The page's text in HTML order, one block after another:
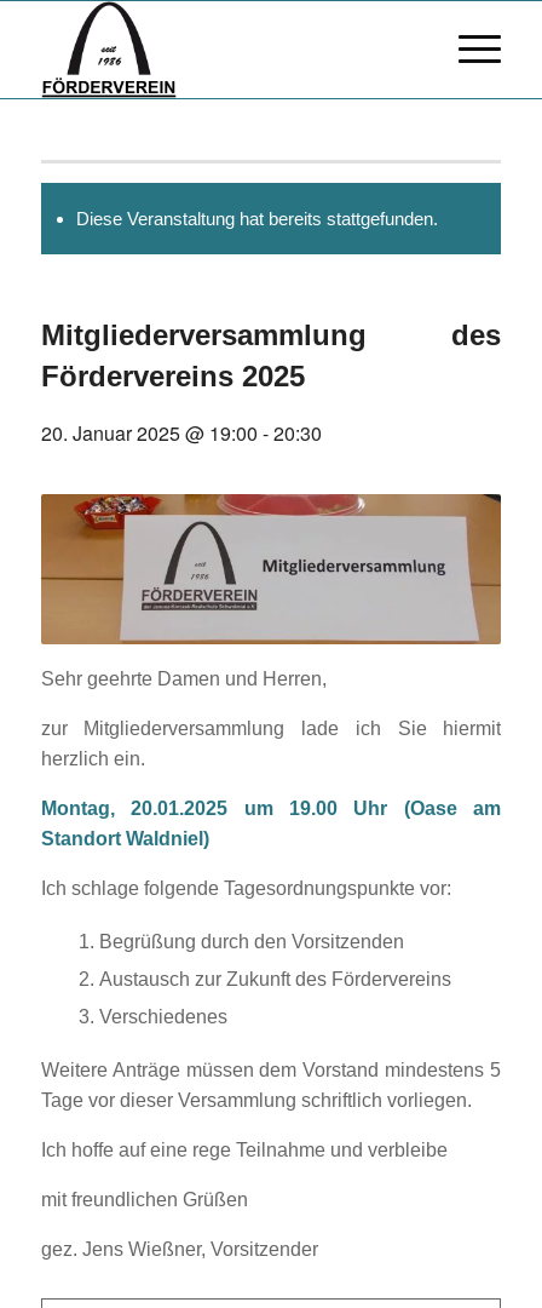
Diese Veranstaltung hat bereits stattgefunden.
Mitgliederversammlung des
Fördervereins 2025
20. Januar 2025 @ 19:00 -20:30
Sehr geehrte Damen und Herren,
zur Mitgliederversammlung lade ich Sie hiermit
herzlich ein.
Montag, 20.01.2025 um 19.00 Uhr (Oase am
Standort Waldniel)
Ich schlage folgende Tagesordnungspunkte vor:
Begrüßung durch den Vorsitzenden
Austausch zur Zukunft des Fördervereins
Verschiedenes
Weitere Anträge müssen dem Vorstand mindestens 5
Tage vor dieser Versammlung schriftlich vorliegen.
Ich hoffe auf eine rege Teilnahme und verbleibe
mit freundlichen Grüßen
gez. Jens Wießner, Vorsitzender